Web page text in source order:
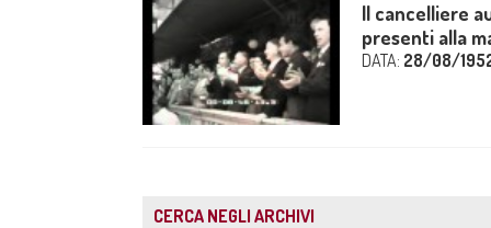
Il cancelliere
presenti alla
DATA: 28/08/
CERCA NEGLI ARCHIVI